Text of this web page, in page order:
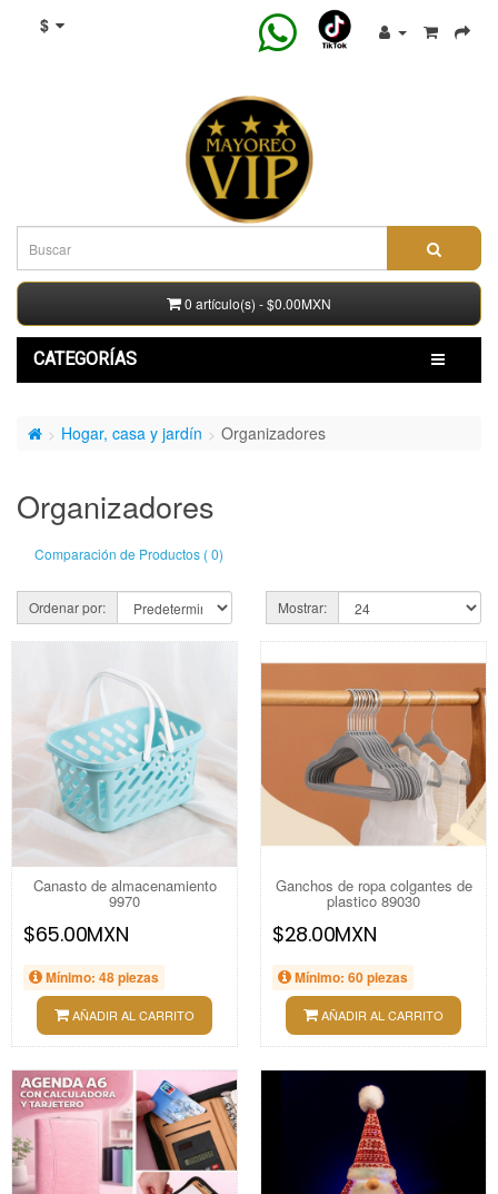
$
0 artículo(s) - $0.00MXN
CATEGORÍAS
Hogar, casa y jardín Organizadores
Organizadores
Comparación de Productos ( 0)
Ordenar por: Mostrar:
Canasto de almacenamiento
9970
$65.00MXN
Mínimo: 48 piezas
AÑADIR AL CARRITO
Ganchos de ropa colgantes de
plastico 89030
$28.00MXN
Mínimo: 60 piezas
AÑADIR AL CARRITO